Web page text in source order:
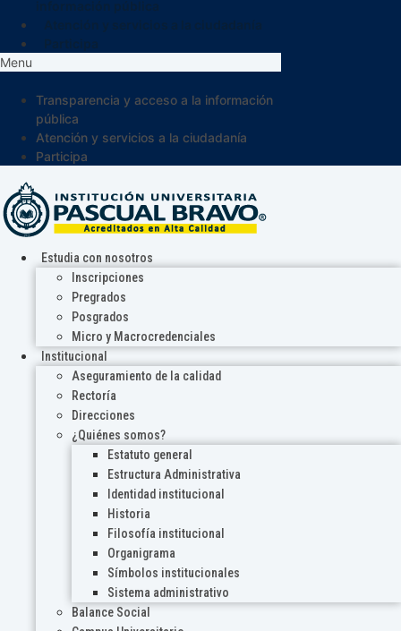
Menu
Transparencia y acceso a la información
pública
Atención y servicios a la ciudadanía
Participa
Estudia con nosotros
Inscripciones
Pregrados
Posgrados
Micro y Macrocredenciales
Institucional
Aseguramiento de la calidad
Rectoría
Direcciones
¿Quiénes somos?
Estatuto general
Estructura Administrativa
Identidad institucional
Historia
Filosofía institucional
Organigrama
Símbolos institucionales
Sistema administrativo
Balance Social